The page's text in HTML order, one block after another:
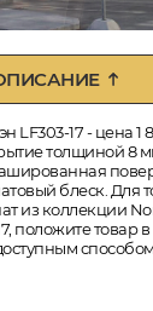
LF303-17 - цена 1
толщиной 8
блеск. Для
из коллекции
положите товар